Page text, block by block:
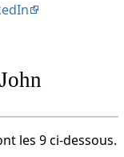
les 9 ci-dessous.